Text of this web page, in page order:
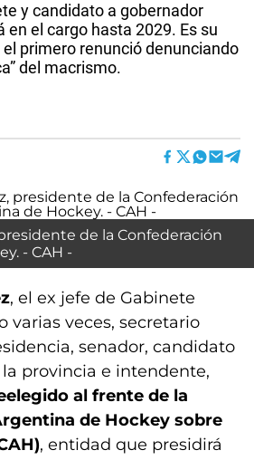
y candidato a gobernador
en el cargo hasta 2029. Es su
primero renunció denunciando
del macrismo.
de la Confederación
- CAH -
, el ex jefe de Gabinete
varias veces, secretario
senador, candidato
provincia e intendente,
al frente de la
de Hockey sobre
, entidad que presidirá